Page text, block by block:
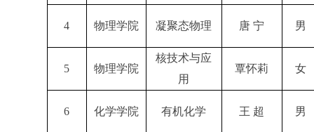
4 物理学院 凝聚态物理 唐 宁 男
5 物理学院
核技术与应
用
覃怀莉 女
6 化学学院 有机化学 王 超 男